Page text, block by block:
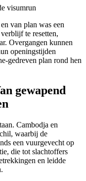
visumrun
van plan was een
te resetten,
Overgangen kunnen
openingstijden
gedreven plan rond hen
gewapend
Cambodja en
waarbij de
een vuurgevecht op
die tot slachtoffers
en leidde